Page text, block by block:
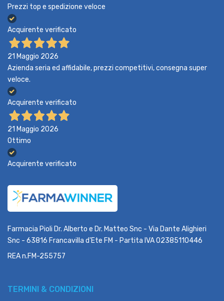
Prezzi top e spedizione veloce
Acquirente verificato
21 Maggio 2026
Azienda seria ed affidabile, prezzi competitivi, consegna super
veloce.
Acquirente verificato
21 Maggio 2026
Ottimo
Acquirente verificato
Farmacia Pioli Dr. Alberto e Dr. Matteo Snc - Via Dante Alighieri
Snc - 63816 Francavilla d'Ete FM - Partita IVA 02385110446
REA n.FM-255757
TERMINI & CONDIZIONI